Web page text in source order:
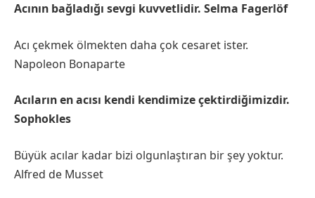
Acının bağladığı sevgi kuvvetlidir. Selma Fagerlöf
Acı çekmek ölmekten daha çok cesaret ister.
Napoleon Bonaparte
Acıların en acısı kendi kendimize çektirdiğimizdir.
Sophokles
Büyük acılar kadar bizi olgunlaştıran bir şey yoktur.
Alfred de Musset